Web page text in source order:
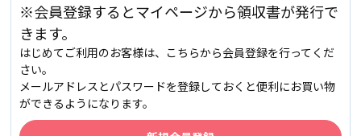
※会員登録するとマイページから領収書が発行で
きます。
はじめてご利用のお客様は、こちらから会員登録を行ってくだ
さい。
メールアドレスとパスワードを登録しておくと便利にお買い物
ができるようになります。